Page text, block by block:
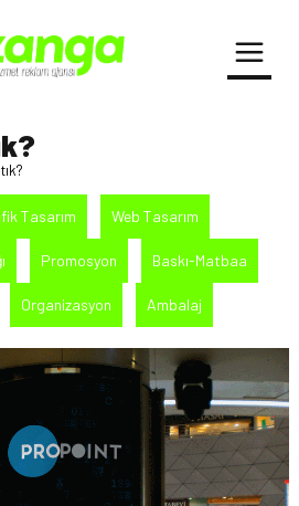
Tasarım Web Tasarım
Promosyon Baskı-Matbaa
Organizasyon Ambalaj